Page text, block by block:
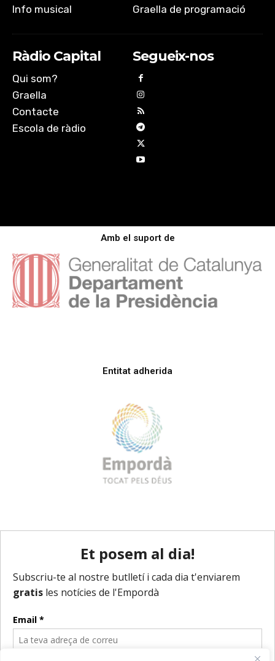
Info musical
Graella de programació
Ràdio Capital
Qui som?
Graella
Contacte
Escola de ràdio
Segueix-nos
Amb el suport de
Entitat adherida